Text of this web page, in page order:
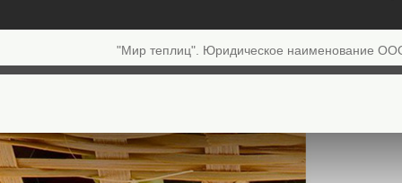
"Мир теплиц". Юридическое наименование